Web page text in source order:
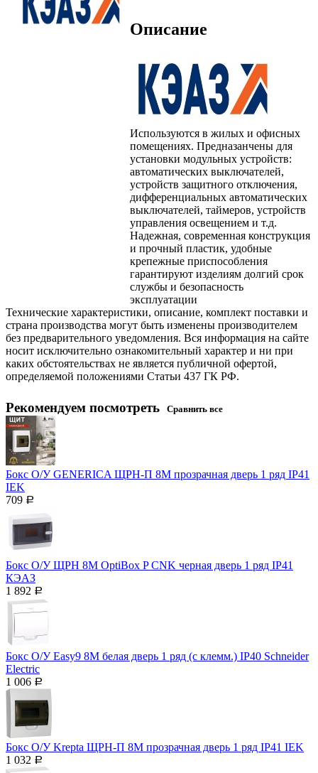
Описание
Используются в жилых и офисных
помещениях. Предназанчены для
установки модульных устройств:
автоматических выключателей,
устройств защитного отключения,
дифференциальных автоматических
выключателей, таймеров, устройств
управления освещением и т.д.
Надежная, современная конструкция
и прочный пластик, удобные
крепежные приспособления
гарантируют изделиям долгий срок
службы и безопасность
эксплуатации
Технические характеристики, описание, комплект поставки и
страна производства могут быть изменены производителем
без предварительного уведомления. Вся информация на сайте
носит исключительно ознакомительный характер и ни при
каких обстоятельствах не является публичной офертой,
определяемой положениями Статьи 437 ГК РФ.
Рекомендуем посмотреть Сравнить все
Бокс О/У GENERICA ЩРН-П 8М прозрачная дверь 1 ряд IP41
IEK
709 Р
Бокс О/У ЩРН 8М OptiBox P CNK черная дверь 1 ряд IP41
КЭАЗ
1 892 Р
Бокс О/У Easy9 8М белая дверь 1 ряд (с клемм.) IP40 Schneider
Electric
1 006 Р
Бокс О/У Krepta ЩРН-П 8М прозрачная дверь 1 ряд IP41 IEK
1 032 Р